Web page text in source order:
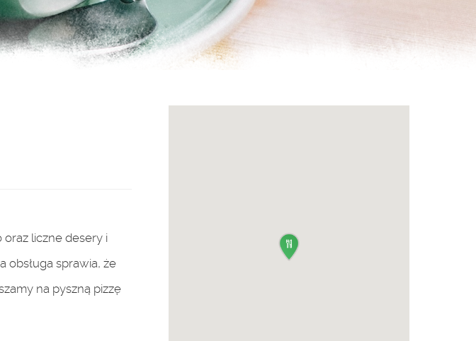
liczne desery i
sprawia, że
na pyszną pizzę